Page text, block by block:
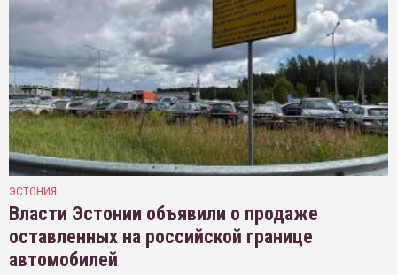
ЭСТОНИЯ
Власти Эстонии объявили о продаже
оставленных на российской границе
автомобилей